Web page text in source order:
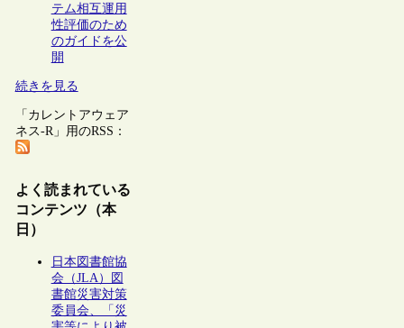
テム相互運用
性評価のため
のガイドを公
開
続きを見る
「カレントアウェア
ネス-R」用のRSS：
よく読まれている
コンテンツ（本
日）
日本図書館協
会（JLA）図
書館災害対策
委員会、「災